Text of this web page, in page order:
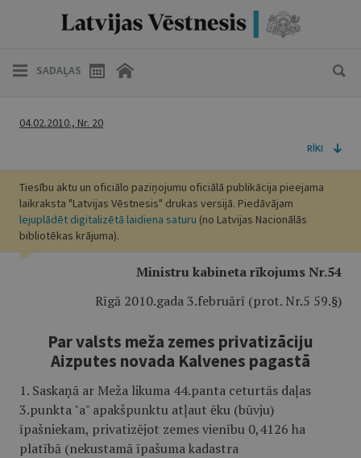
SADAĻAS
04.02.2010., Nr. 20
RĪKI
Tiesību aktu un oficiālo paziņojumu oficiālā publikācija pieejama
laikraksta "Latvijas Vēstnesis" drukas versijā. Piedāvājam
lejuplādēt digitalizētā laidiena saturu (no Latvijas Nacionālās
bibliotēkas krājuma).
Ministru kabineta rīkojums Nr.54
Rīgā 2010.gada 3.februārī (prot. Nr.5 59.§)
Par valsts meža zemes privatizāciju
Aizputes novada Kalvenes pagastā
1. Saskaņā ar Meža likuma 44.panta ceturtās daļas
3.punkta "a" apakšpunktu atļaut ēku (būvju)
īpašniekam, privatizējot zemes vienību 0,4126 ha
platībā (nekustamā īpašuma kadastra